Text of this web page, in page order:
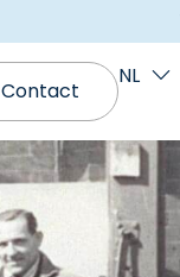
Contact
NL